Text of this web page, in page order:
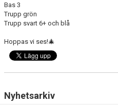
Bas 3
Trupp grön
Trupp svart 6+ och blå
Hoppas vi ses!🎄
Nyhetsarkiv